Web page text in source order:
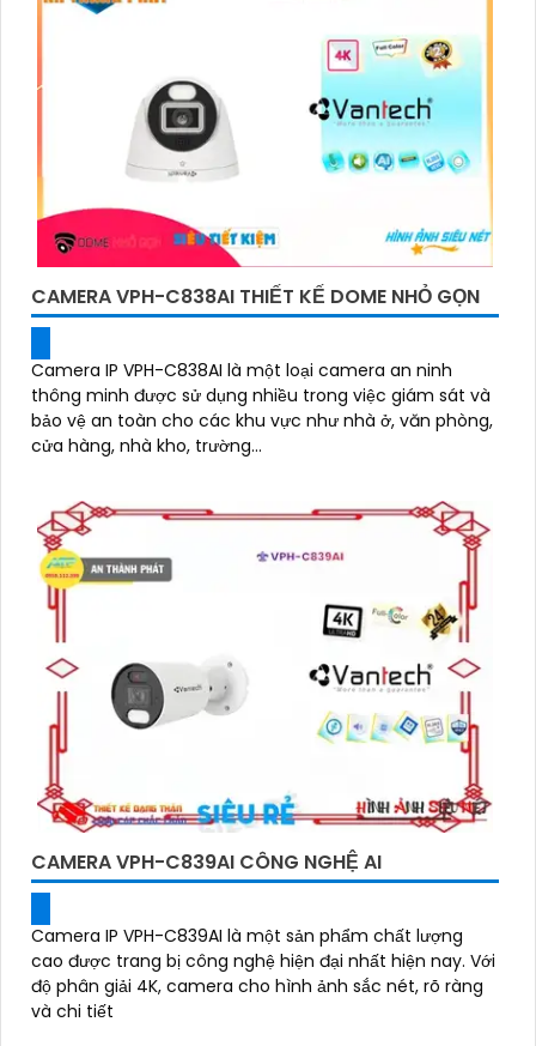
CAMERA VPH-C838AI THIẾT KẾ DOME NHỎ GỌN
Camera IP VPH-C838AI là một loại camera an ninh
thông minh được sử dụng nhiều trong việc giám sát và
bảo vệ an toàn cho các khu vực như nhà ở, văn phòng,
cửa hàng, nhà kho, trường...
CAMERA VPH-C839AI CÔNG NGHỆ AI
Camera IP VPH-C839AI là một sản phẩm chất lượng
cao được trang bị công nghệ hiện đại nhất hiện nay. Với
độ phân giải 4K, camera cho hình ảnh sắc nét, rõ ràng
và chi tiết